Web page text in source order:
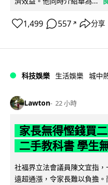
1,499 557 ↗ 分享
科技娛樂 生活娛樂 城中
Lawton 22 小時
家長無得慳錢買
二手教科書 學生
社福界立法會議員陳文宜指
遠超通漲，令家長難以負擔